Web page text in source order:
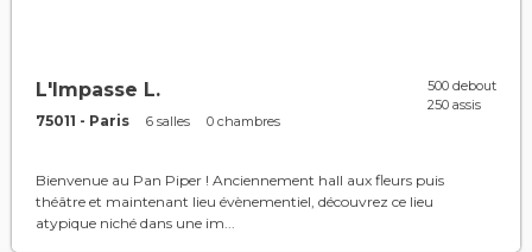
L'Impasse L.
75011 - Paris 6 salles 0 chambres
500 debout
250 assis
Bienvenue au Pan Piper ! Anciennement hall aux fleurs puis
théâtre et maintenant lieu évènementiel, découvrez ce lieu
atypique niché dans une im...